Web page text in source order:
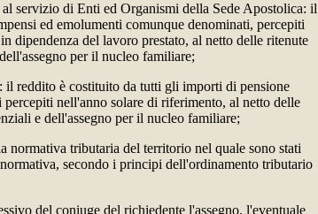
servizio di Enti ed Organismi della Sede Apostolica: il
ed emolumenti comunque denominati, percepiti
dipendenza del lavoro prestato, al netto delle ritenute
per il nucleo familiare;
il reddito è costituito da tutti gli importi di pensione
nell'anno solare di riferimento, al netto delle
e dell'assegno per il nucleo familiare;
normativa tributaria del territorio nel quale sono stati
secondo i principi dell'ordinamento tributario
del coniuge del richiedente l'assegno, l'eventuale